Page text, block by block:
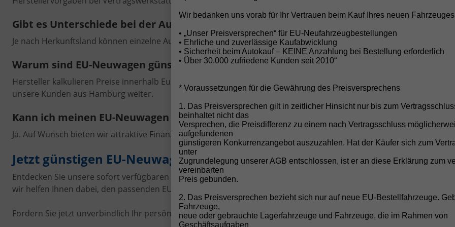
Gibt es Unterschiede bei der Ausstattung?
Je nach Herkunftsland können einzelne Ausstattungsdetails variieren. Wir beraten Sie transparent und zeigen alle
Warum sind EU-Neuwagen günstiger?
Hersteller kalkulieren Preise innerhalb Europas unterschiedlich. Dadurch lassen sich Fahrzeuge oft deutlich
unsere Kunden aus Hamburg weiter.
Kann ich meinen EU-Neuwagen finanzieren?
Ja. Auf Wunsch bieten wir attraktive Finanzierungen – häufig sogar ohne Anzahlung und mit flexiblen Laufzeiten.
Jetzt günstigen EU-Neuwagen für Hamburg anfragen
Entdecken Sie unsere sofort verfügbaren Lagerfahrzeuge oder konfigurieren Sie Ihren Wunsch-Neuwagen
wir helfen Ihnen dabei, den passenden EU-Neuwagen für Hamburg zum besten Preis zu finden.
Fordern Sie jetzt unverbindlich Ihr persönliches Angebot an – unser Team berät Sie gerne persönlich.
Wir bedanken uns vorab für Ihr Vertrauen beim Kauf Ihres neuen
• „Unser Preisversprechen“ für EU-Neufahrzeugbestellungen
• Ehrliche und zuverlässige Kaufabwicklung
• Sicherheit beim Autokauf – KEINE Anzahlung bei Bestellung erforderlich
• Über 30.000 zufriedene Kunden seit 2010“
* Voraussetzungen für die Gewährung des Preisversprechens
1. Das Preisversprechen gilt in zeitlicher Hinsicht nur bis zum
beinhaltet nicht das
Versprechen, die Preisdifferenz zu einem nach Vertragsschluss
aufgefundenen
günstigeren Konkurrenzangebot auszuzahlen. Hat der Käufer sich zum
unter
Zugrundelegung unserer AGB entschlossen, ist er an diese Erklärung zum
vereinbarten
Preis gebunden.
2. Das Preisversprechen bezieht sich nur auf neue EU-Bestellfahrzeuge.
Fahrzeuge,
neue oder gebrauchte Lagerfahrzeuge und Fahrzeuge, die im Rahmen von
Geschäftsaufgaben